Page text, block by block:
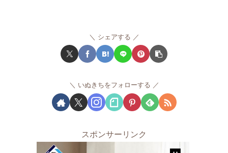
シェアする
いぬきちをフォローする
スポンサーリンク